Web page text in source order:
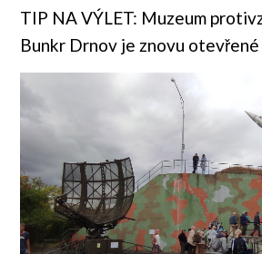
TIP NA VÝLET: Muzeum
Bunkr Drnov je znovu